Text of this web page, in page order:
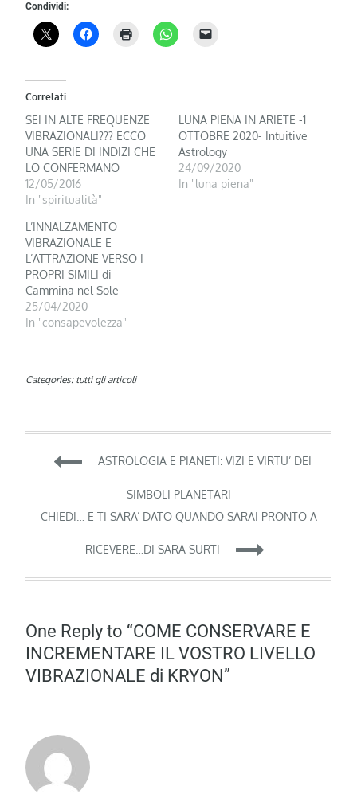
Condividi:
Correlati
SEI IN ALTE FREQUENZE
VIBRAZIONALI??? ECCO
UNA SERIE DI INDIZI CHE
LO CONFERMANO
12/05/2016
In "spiritualità"
LUNA PIENA IN ARIETE -1
OTTOBRE 2020- Intuitive
Astrology
24/09/2020
In "luna piena"
L’INNALZAMENTO
VIBRAZIONALE E
L’ATTRAZIONE VERSO I
PROPRI SIMILI di
Cammina nel Sole
25/04/2020
In "consapevolezza"
Categories: tutti gli articoli
Navigazione
articoli
ASTROLOGIA E PIANETI: VIZI E VIRTU’ DEI
SIMBOLI PLANETARI
CHIEDI… E TI SARA’ DATO QUANDO SARAI PRONTO A
RICEVERE…DI SARA SURTI
One Reply to “COME CONSERVARE E
INCREMENTARE IL VOSTRO LIVELLO
VIBRAZIONALE di KRYON”